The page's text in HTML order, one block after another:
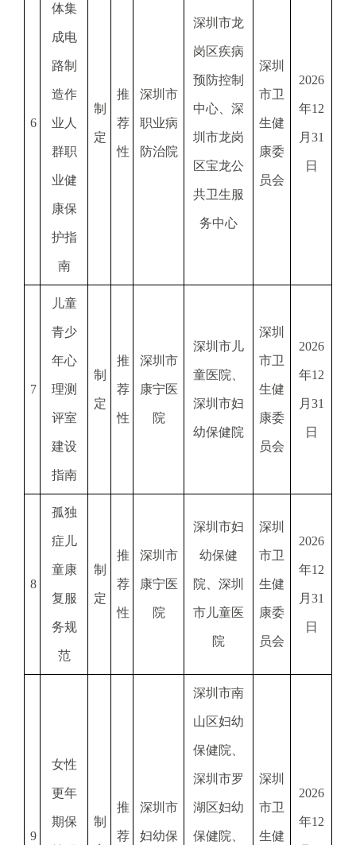
6
体集
成电
路制
造作
业人
群职
业健
康保
护指
南
制
定
推
荐
性
深圳市
职业病
防治院
深圳市龙
岗区疾病
预防控制
中心、深
圳市龙岗
区宝龙公
共卫生服
务中心
深圳
市卫
生健
康委
员会
2026
年12
月31
日
7
儿童
青少
年心
理测
评室
建设
指南
制
定
推
荐
性
深圳市
康宁医
院
深圳市儿
童医院、
深圳市妇
幼保健院
深圳
市卫
生健
康委
员会
2026
年12
月31
日
8
孤独
症儿
童康
复服
务规
范
制
定
推
荐
性
深圳市
康宁医
院
深圳市妇
幼保健
院、深圳
市儿童医
院
深圳
市卫
生健
康委
员会
2026
年12
月31
日
9
女性
更年
期保 制
推
荐
深圳市
妇幼保
深圳市南
山区妇幼
保健院、
深圳市罗
湖区妇幼
保健院、
深圳
市卫
生健
2026
年12